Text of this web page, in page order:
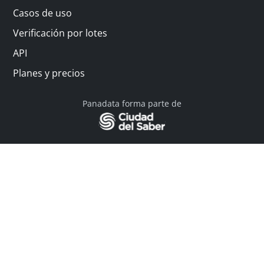
Casos de uso
Verificación por lotes
API
Planes y precios
Panadata forma parte de